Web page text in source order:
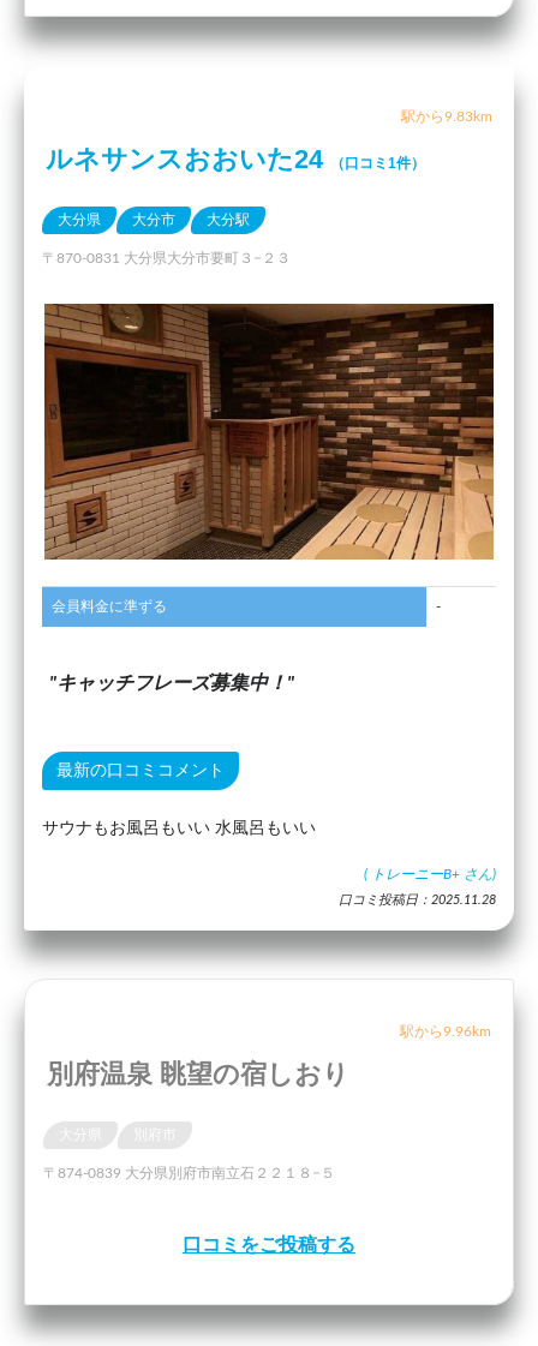
駅から9.83km
ルネサンスおおいた24 （口コミ1件）
大分県 大分市 大分駅
〒870-0831 大分県大分市要町３−２３
会員料金に準ずる -
キャッチフレーズ募集中！
最新の口コミコメント
サウナもお風呂もいい 水風呂もいい
( トレーニーB+ さん)
口コミ投稿日：2025.11.28
駅から9.96km
別府温泉 眺望の宿しおり
〒874-0839 大分県別府市南立石２２１８−５
口コミをご投稿する